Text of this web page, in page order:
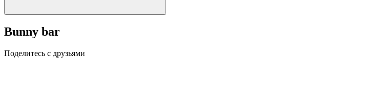
Bunny bar
Поделитесь с друзьями